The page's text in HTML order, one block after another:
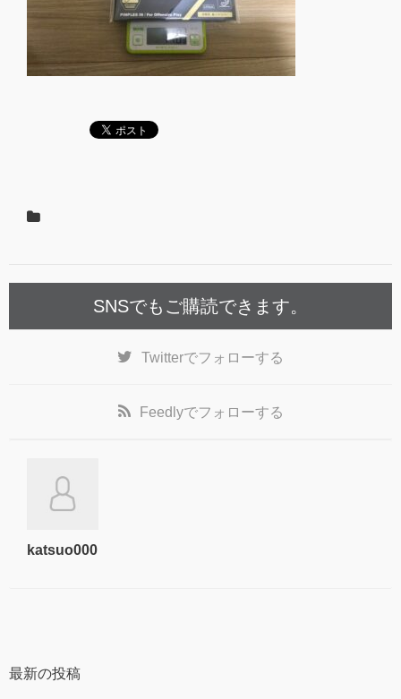
SNSでもご購読できます。
Twitterでフォローする
Feedlyでフォローする
katsuo000
最新の投稿